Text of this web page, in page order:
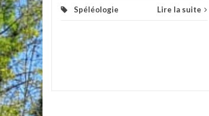
Spéléologie Lire la suite